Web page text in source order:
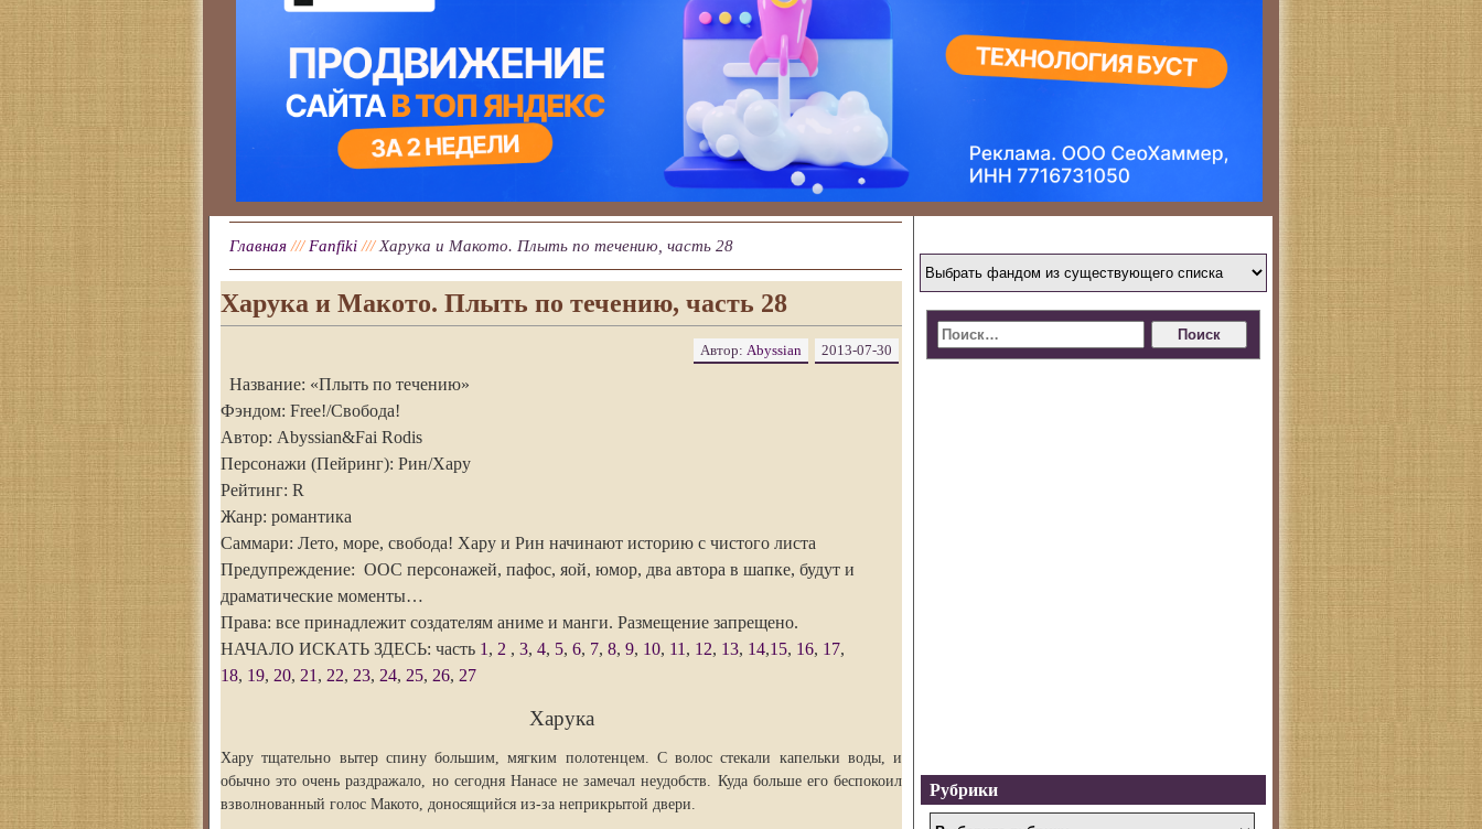
Главная /// Fanfiki /// Харука и Макото. Плыть по течению, часть 28
Харука и Макото. Плыть по течению, часть 28
2013-07-30
Автор: Abyssian
Название: «Плыть по течению»
Фэндом: Free!/Свобода!
Автор: Abyssian&Fai Rodis
Персонажи (Пейринг): Рин/Хару
Рейтинг: R
Жанр: романтика
Саммари: Лето, море, свобода! Хару и Рин начинают историю с чистого листа
Предупреждение: ООС персонажей, пафос, яой, юмор, два автора в шапке, будут и
драматические моменты…
Права: все принадлежит создателям аниме и манги. Размещение запрещено.
НАЧАЛО ИСКАТЬ ЗДЕСЬ: часть 1 , 2 , 3, 4, 5, 6, 7, 8, 9, 10, 11 , 12, 13, 14,15, 16, 17,
18, 19, 20, 21 , 22, 23, 24, 25, 26, 27
Харука
Хару тщательно вытер спину большим, мягким полотенцем. С волос стекали капельки воды, и
обычно это очень раздражало, но сегодня Нанасе не замечал неудобств. Куда больше его беспокоил
взволнованный голос Макото, доносящийся из-за неприкрытой двери.
Рубрики